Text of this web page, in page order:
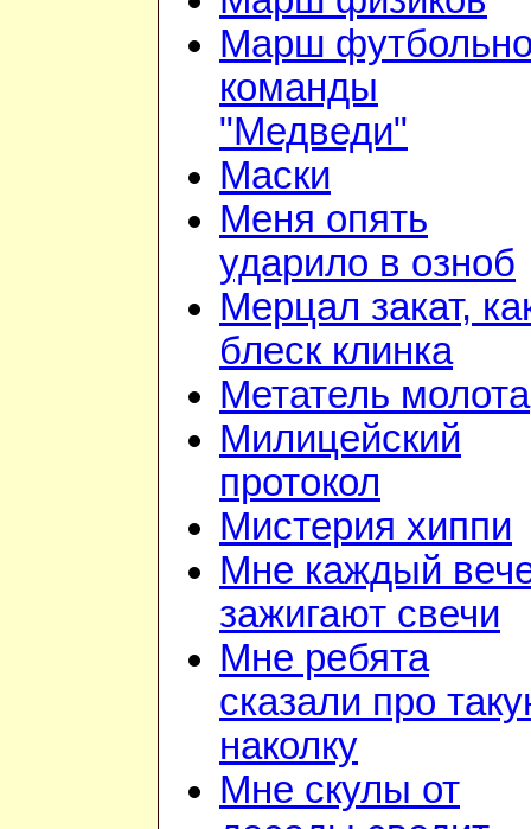
Марш
команды
"Медведи"
Маски
Меня опять
ударило в озноб
Мерцал закат,
блеск клинка
Метатель молота
Милицейский
протокол
Мистерия хиппи
Мне каждый
зажигают свечи
Мне ребята
сказали про
наколку
Мне скулы от